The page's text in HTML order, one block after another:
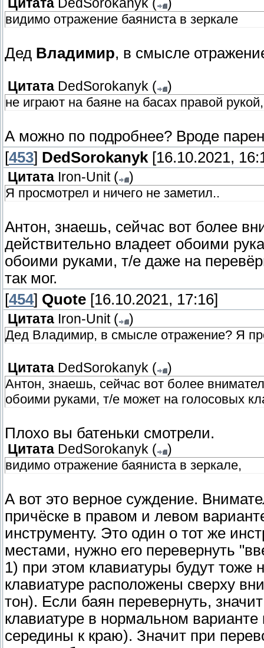
Цитата DedSorokanyk (
)
видимо отражение баяниста в зеркале
Дед Владимир, в смысле
Цитата DedSorokanyk (
)
не играют на баяне на басах правой
А можно по подробнее? Вроде
[453] DedSorokanyk [16.10.2021,
Цитата Iron-Unit(
)
Я просмотрел и ничего не заметил..
Антон, знаешь, сейчас вот более
действительно владеет обоими
обоими руками, т/е даже на
так мог.
[454] Quote [16.10.2021, 17:16]
Цитата Iron-Unit(
)
Дед Владимир, в смысле отражение? Я
Цитата DedSorokanyk (
)
Антон, знаешь, сейчас вот более
обоими руками, т/е может на голосовых
Плохо вы батеньки смотрели.
Цитата DedSorokanyk (
)
видимо отражение баяниста в зеркале,
А вот это верное суждение.
причёске в правом и левом
инструменту. Это один о тот же
местами, нужно его перевернуть
1) при этом клавиатуры будут тоже
клавиатуре расположены сверху
тон). Если баян перевернуть,
клавиатуре в нормальном
середины к краю). Значит при